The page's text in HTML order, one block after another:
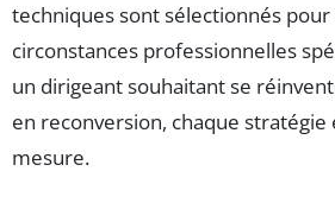
techniques sont sélectionnés
circonstances professionnelles
un dirigeant souhaitant se
en reconversion, chaque stratégie
mesure.